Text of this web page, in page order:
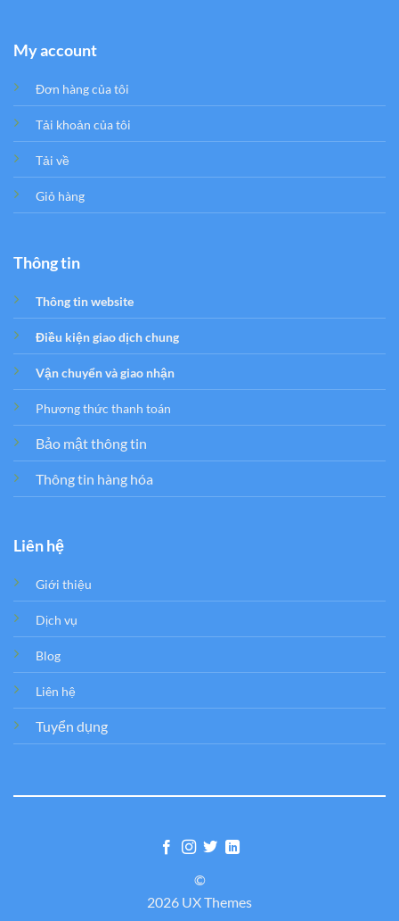
My account
Đơn hàng của tôi
Tải khoản của tôi
Tải về
Giỏ hàng
Thông tin
Thông tin website
Điều kiện giao dịch chung
Vận chuyển và giao nhận
Phương thức thanh toán
Bảo mật thông tin
Thông tin hàng hóa
Liên hệ
Giới thiệu
Dịch vụ
Blog
Liên hệ
Tuyển dụng
©
2026 UX Themes